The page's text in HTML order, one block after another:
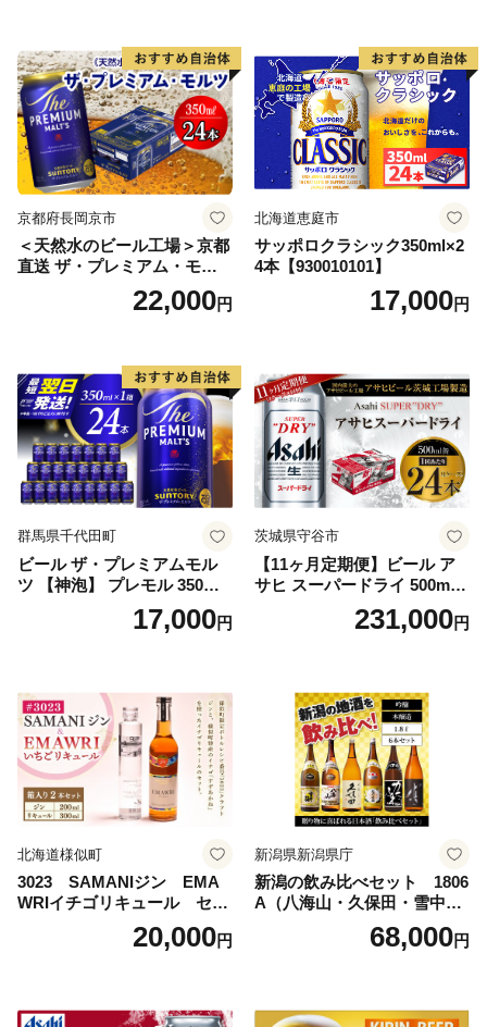
口 送料無料 カメイ 本宮市
【07214-0206】
京都府長岡京市
＜天然水のビール工場＞京都
直送 ザ・プレミアム・モル
ツ 350ml×24本 プレモル [149
22,000円
北海道恵庭市
サッポロクラシック350ml×2
4本【930010101】
17,000円
群馬県千代田町
ビール ザ・プレミアムモル
ツ 【神泡】 プレモル 350ml
× 24本 サントリー〈天然水の
ビール工場〉群馬※沖縄・離
17,000円
茨城県守谷市
【11ヶ月定期便】ビール ア
サヒ スーパードライ 500ml 2
4本 1ケース×11ヶ月 | アサヒ
ビール 究極の辛口 酒 お酒 ア
uper dry 11回 缶ビール 缶 ギ
フト 内祝い 茨城県守谷市 送
料無料
231,000円
北海道様似町
3023 SAMANIジン EMA
WRIイチゴリキュール セッ
ト（箱入り）【大人の味 酒
お酒 洋酒 スピリッツ クラフ
セット 詰め合わせ カクテル
20,000円
新潟県新潟県庁
新潟の飲み比べセット 1806
A（八海山・久保田・雪中
梅・越乃寒梅・かたふね・千
68,000円